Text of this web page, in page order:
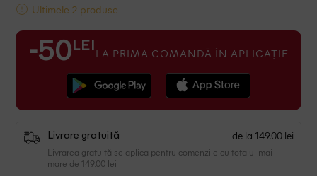
Ultimele 2 produse
-50 LEI LA PRIMA COMANDĂ ÎN APLICAȚIE
Livrare gratuită de la 149.00 lei
Livrarea gratuită se aplica pentru comenzile cu totalul mai
mare de 149.00 lei